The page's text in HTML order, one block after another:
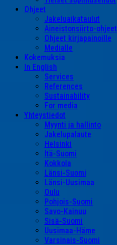
Ohjeet
Jakeluaikataulut
Aineistonsiirto-ohjeet
Ohjeet kirjapainoille
Medialle
Kokemuksia
In English
Services
References
Sustainability
For media
Yhteystiedot
Myynti ja hallinto
Jakelupalaute
Helsinki
Itä-Suomi
Kokkola
Länsi-Suomi
Länsi-Uusimaa
Oulu
Pohjois-Suomi
Savo-Kainuu
Sisä-Suomi
Uusimaa-Häme
Varsinais-Suomi